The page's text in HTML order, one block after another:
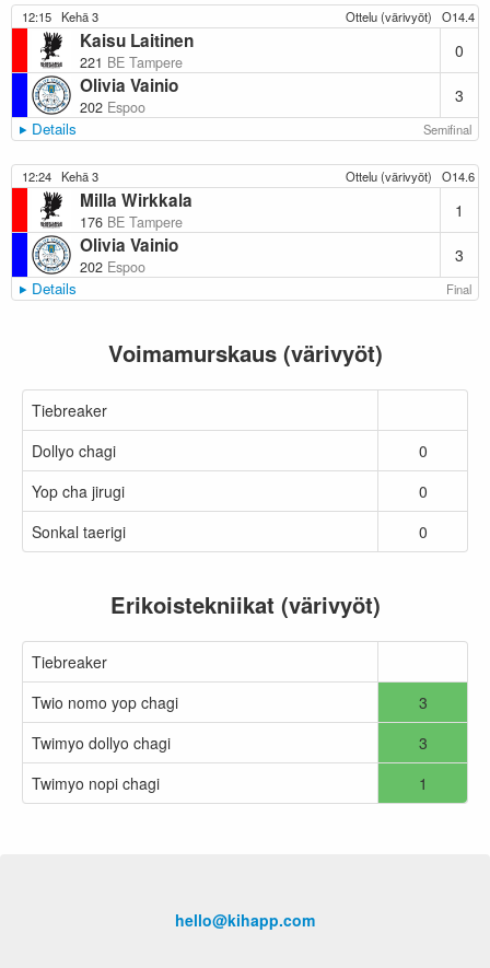
12:15 Kehä 3 Ottelu (värivyöt) O14.4
Kaisu Laitinen
221 BE Tampere
0
Olivia Vainio
202 Espoo
3
Details Semifinal
12:24 Kehä 3 Ottelu (värivyöt) O14.6
Milla Wirkkala
176 BE Tampere
1
Olivia Vainio
202 Espoo
3
Details Final
Voimamurskaus (värivyöt)
Tiebreaker
Dollyo chagi
0
Yop cha jirugi
0
Sonkal taerigi
0
Erikoistekniikat (värivyöt)
Tiebreaker
Twio nomo yop chagi
3
Twimyo dollyo chagi
3
Twimyo nopi chagi
1
hello@kihapp.com